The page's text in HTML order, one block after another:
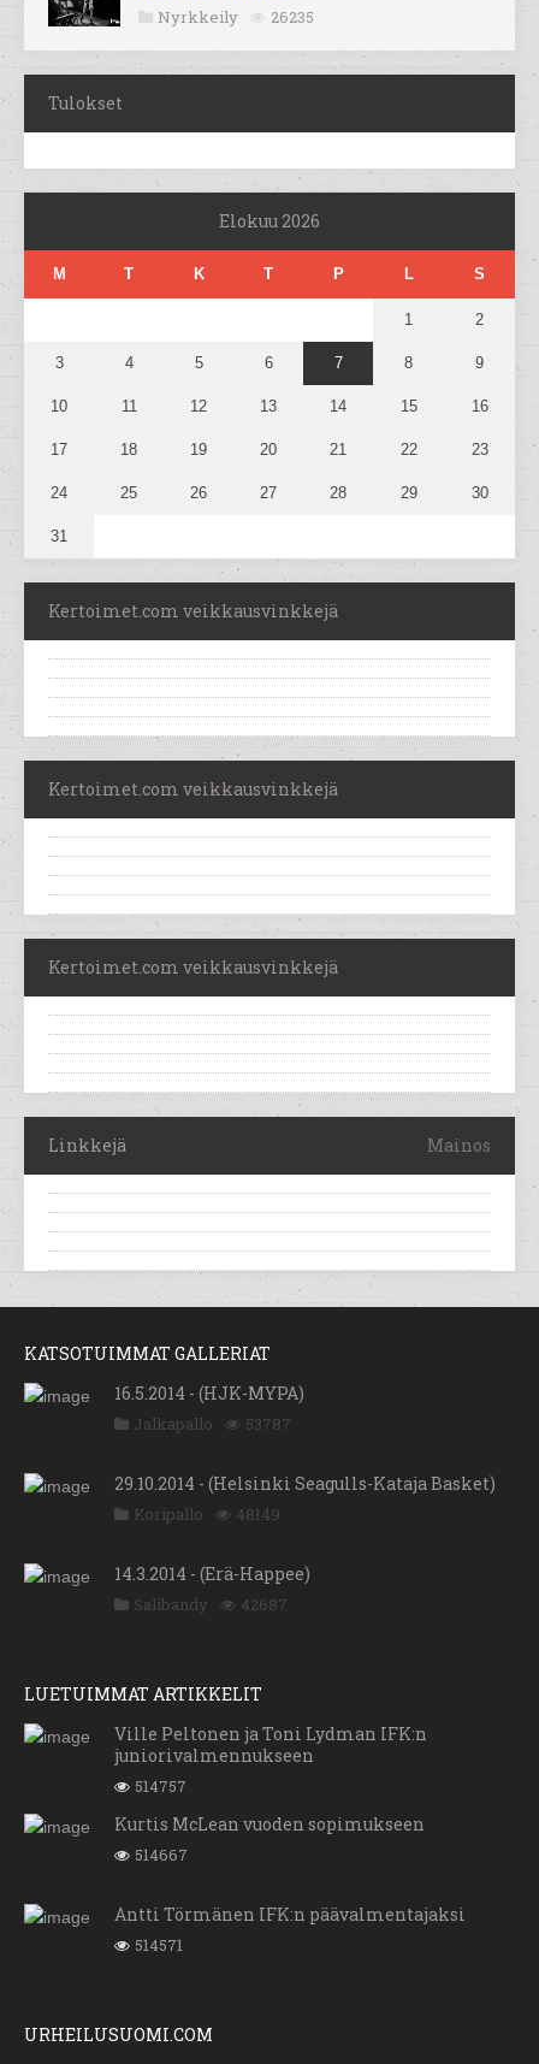
Nyrkkeily 26235
Tulokset
Elokuu 2026
M T K T P L S
1 2
3 4 5 6 7 8 9
10 11 12 13 14 15 16
17 18 19 20 21 22 23
24 25 26 27 28 29 30
31
Kertoimet.com veikkausvinkkejä
Kertoimet.com veikkausvinkkejä
Kertoimet.com veikkausvinkkejä
Linkkejä Mainos
KATSOTUIMMAT GALLERIAT
16.5.2014 - (HJK-MYPA)
Jalkapallo 53787
29.10.2014 - (Helsinki Seagulls-Kataja Basket)
Koripallo 48149
14.3.2014 - (Erä-Happee)
Salibandy 42687
LUETUIMMAT ARTIKKELIT
Ville Peltonen ja Toni Lydman IFK:n
juniorivalmennukseen
514757
Kurtis McLean vuoden sopimukseen
514667
Antti Törmänen IFK:n päävalmentajaksi
514571
URHEILUSUOMI.COM